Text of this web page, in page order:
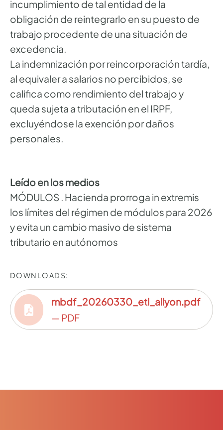
incumplimiento de tal entidad de la
obligación de reintegrarlo en su puesto de
trabajo procedente de una situación de
excedencia.
La indemnización por reincorporación tardía,
al equivaler a salarios no percibidos, se
califica como rendimiento del trabajo y
queda sujeta a tributación en el IRPF,
excluyéndose la exención por daños
personales.
Leído en los medios
MÓDULOS . Hacienda prorroga in extremis
los límites del régimen de módulos para 2026
y evita un cambio masivo de sistema
tributario en autónomos
DOWNLOADS:
mbdf_20260330_etl_allyon.pdf
— PDF